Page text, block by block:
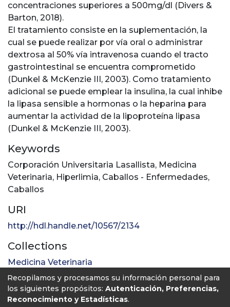
concentraciones superiores a 500mg/dl (Divers &
Barton, 2018).
El tratamiento consiste en la suplementación, la
cual se puede realizar por vía oral o administrar
dextrosa al 50% vía intravenosa cuando el tracto
gastrointestinal se encuentra comprometido
(Dunkel & McKenzie III, 2003). Como tratamiento
adicional se puede emplear la insulina, la cual inhibe
la lipasa sensible a hormonas o la heparina para
aumentar la actividad de la lipoproteína lipasa
(Dunkel & McKenzie III, 2003).
Keywords
Corporación Universitaria Lasallista, Medicina
Veterinaria, Hiperlimia, Caballos - Enfermedades,
Caballos
URI
http://hdl.handle.net/10567/2134
Collections
Medicina Veterinaria
Full item page
Recopilamos y procesamos su información personal para
los siguientes propósitos: Autenticación, Preferencias,
Reconocimiento y Estadísticas.